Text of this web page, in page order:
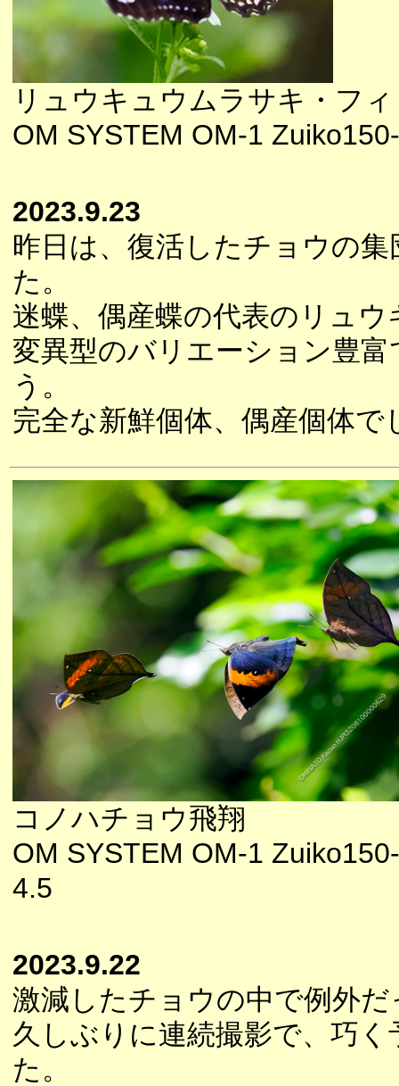
リュウキュウムラサキ・フ
OM SYSTEM OM-1
2023.9.23
昨日は、復活したチョウの
た。
迷蝶、偶産蝶の代表のリュ
変異型のバリエーション豊
う。
完全な新鮮個体、偶産個体で
コノハチョウ飛翔
OM SYSTEM OM-1
4.5
2023.9.22
激減したチョウの中で例外
久しぶりに連続撮影で、巧
た。